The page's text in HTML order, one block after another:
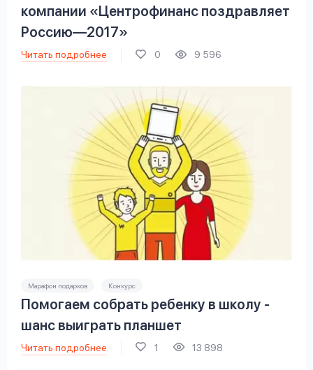
компании «Центрофинанс поздравляет
Россию—2017»
Читать подробнее 0 9 596
Марафон подарков Конкурс
Помогаем собрать ребенку в школу -
шанс выиграть планшет
Читать подробнее 1 13 898